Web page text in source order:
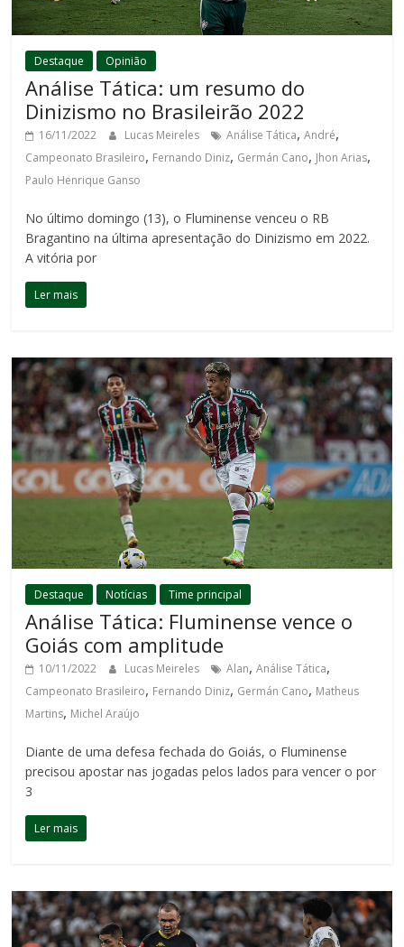
Destaque Opinião
Análise Tática: um resumo do
Dinizismo no Brasileirão 2022
16/11/2022 Lucas Meireles Análise Tática,André,
Campeonato Brasileiro, Fernando Diniz, Germán Cano, Jhon Arias,
Paulo Henrique Ganso
No último domingo (13), o Fluminense venceu o RB
Bragantino na última apresentação do Dinizismo em 2022.
A vitória por
Ler mais
Destaque Notícias Time principal
Análise Tática: Fluminense vence o
Goiás com amplitude
10/11/2022 Lucas Meireles Alan,Análise Tática,
Campeonato Brasileiro, Fernando Diniz, Germán Cano, Matheus
Martins, Michel Araújo
Diante de uma defesa fechada do Goiás, o Fluminense
precisou apostar nas jogadas pelos lados para vencer o por
3
Ler mais